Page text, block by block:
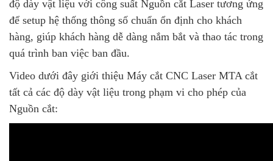
độ dày vật liệu với công suất Nguồn cắt Laser tương ứng
để setup hệ thống thông số chuẩn ổn định cho khách
hàng, giúp khách hàng dễ dàng nắm bắt và thao tác trong
quá trình ban việc ban đầu.
Video dưới đây giới thiệu Máy cắt CNC Laser MTA cắt
tất cả các độ dày vật liệu trong phạm vi cho phép của
Nguồn cắt: